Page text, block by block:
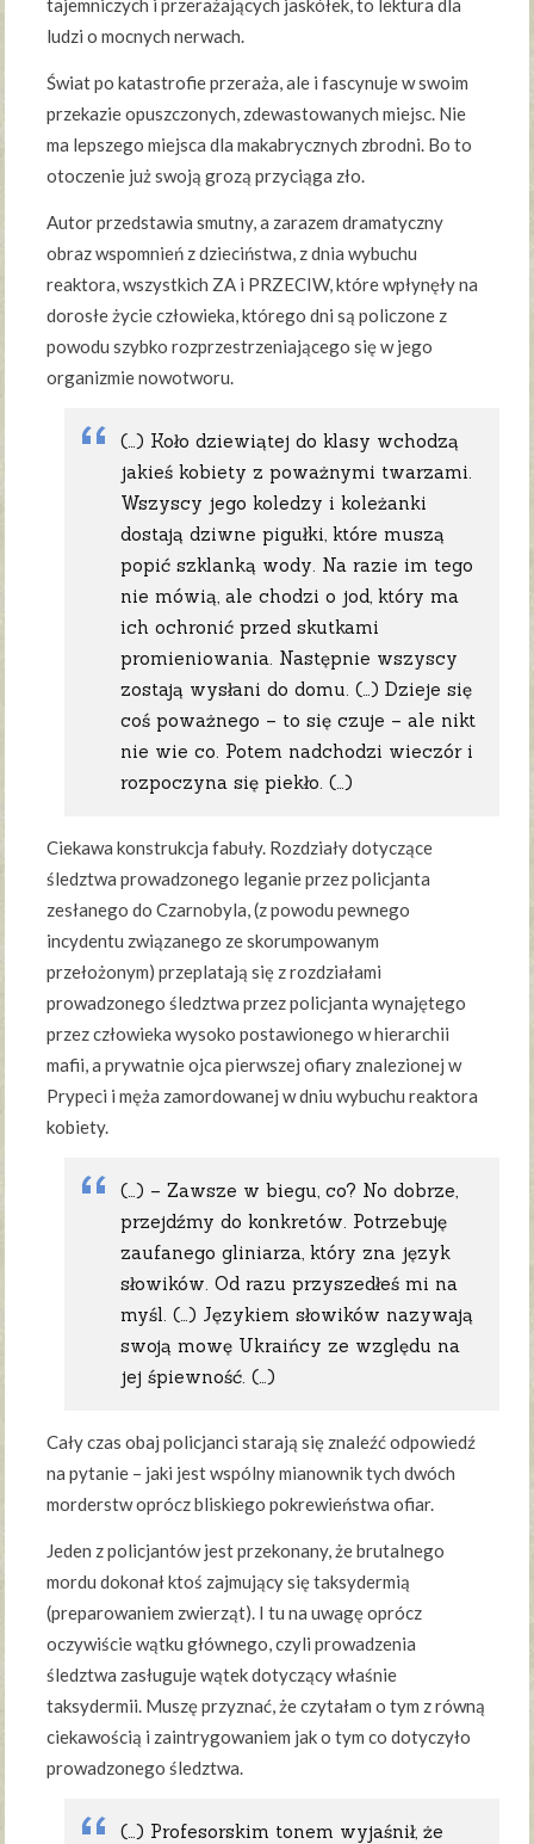
ludzi o mocnych nerwach.
Świat po katastrofie przeraża, ale i fascynuje w swoim
przekazie opuszczonych, zdewastowanych miejsc. Nie
ma lepszego miejsca dla makabrycznych zbrodni. Bo to
otoczenie już swoją grozą przyciąga zło.
Autor przedstawia smutny, a zarazem dramatyczny
obraz wspomnień z dzieciństwa, z dnia wybuchu
reaktora, wszystkich ZA i PRZECIW, które wpłynęły na
dorosłe życie człowieka, którego dni są policzone z
powodu szybko rozprzestrzeniającego się w jego
organizmie nowotworu.
(…) Koło dziewiątej do klasy wchodzą
jakieś kobiety z poważnymi twarzami.
Wszyscy jego koledzy i koleżanki
dostają dziwne pigułki, które muszą
popić szklanką wody. Na razie im tego
nie mówią, ale chodzi o jod, który ma
ich ochronić przed skutkami
promieniowania. Następnie wszyscy
zostają wysłani do domu. (…) Dzieje się
coś poważnego – to się czuje – ale nikt
nie wie co. Potem nadchodzi wieczór i
rozpoczyna się piekło. (…)
Ciekawa konstrukcja fabuły. Rozdziały dotyczące
śledztwa prowadzonego leganie przez policjanta
zesłanego do Czarnobyla, (z powodu pewnego
incydentu związanego ze skorumpowanym
przełożonym) przeplatają się z rozdziałami
prowadzonego śledztwa przez policjanta wynajętego
przez człowieka wysoko postawionego w hierarchii
mafii, a prywatnie ojca pierwszej ofiary znalezionej w
Prypeci i męża zamordowanej w dniu wybuchu reaktora
kobiety.
(…) – Zawsze w biegu, co? No dobrze,
przejdźmy do konkretów. Potrzebuję
zaufanego gliniarza, który zna język
słowików. Od razu przyszedłeś mi na
myśl. (…) Językiem słowików nazywają
swoją mowę Ukraińcy ze względu na
jej śpiewność. (…)
Cały czas obaj policjanci starają się znaleźć odpowiedź
na pytanie – jaki jest wspólny mianownik tych dwóch
morderstw oprócz bliskiego pokrewieństwa ofiar.
Jeden z policjantów jest przekonany, że brutalnego
mordu dokonał ktoś zajmujący się taksydermią
(preparowaniem zwierząt). I tu na uwagę oprócz
oczywiście wątku głównego, czyli prowadzenia
śledztwa zasługuje wątek dotyczący właśnie
taksydermii. Muszę przyznać, że czytałam o tym z równą
ciekawością i zaintrygowaniem jak o tym co dotyczyło
prowadzonego śledztwa.
(…) Profesorskim tonem wyjaśnił, że